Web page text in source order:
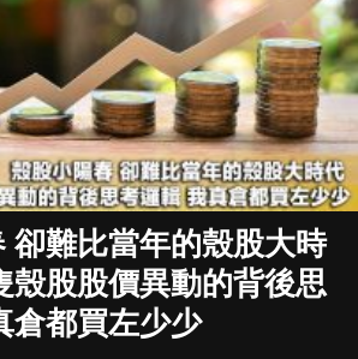
卻難比當年的殼股大時
殼股股價異動的背後思
倉都買左少少